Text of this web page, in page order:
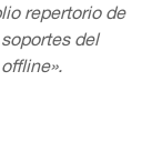
repertorio de
del